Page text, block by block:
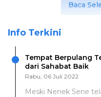
Baca
Info Terkini
Tempat Berpulang
dari Sahabat Baik
Rabu, 06 Juli 2022
Meski Nenek Sene